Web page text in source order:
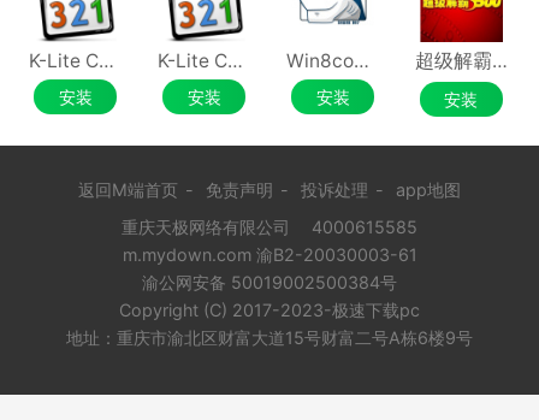
K-Lite Codec Pack Full
安装
K-Lite Codec Pack Update
安装
Win8codecs
安装
超级解霸 3500
安装
返回M端首页 - 免责声明 - 投诉处理 -
app地图
重庆天极网络有限公司
4000615585
m.mydown.com 渝B2-20030003-61
渝公网安备 50019002500384号
Copyright (C) 2017-2023-极速下载pc
地址：重庆市渝北区财富大道15号财富二号A栋6楼9号